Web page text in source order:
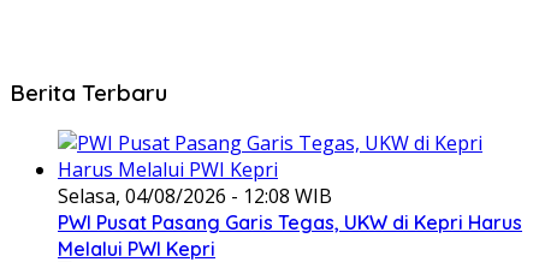
Berita Terbaru
Selasa, 04/08/2026 - 12:08 WIB
PWI Pusat Pasang Garis Tegas, UKW di Kepri Harus
Melalui PWI Kepri